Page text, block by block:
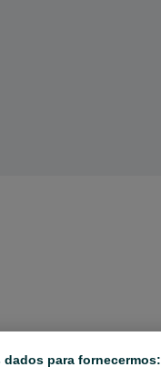
para fornecermos: